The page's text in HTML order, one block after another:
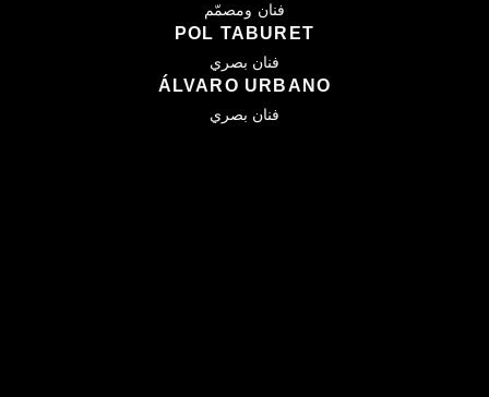
فنان ومصمّم
POL TABURET
فنان بصري
ÁLVARO URBANO
فنان بصري